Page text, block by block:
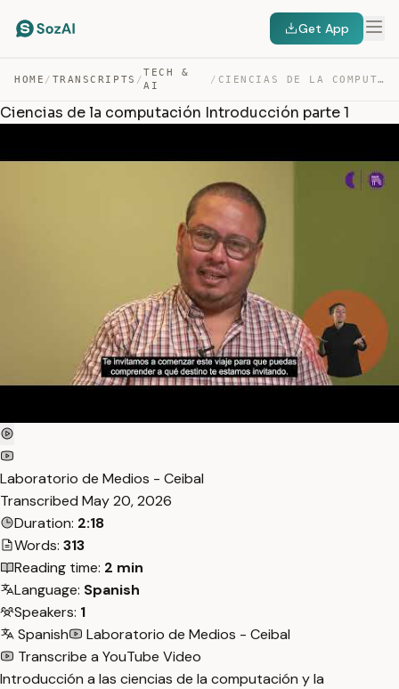
Get App
HOME / TRANSCRIPTS /
TECH &
AI
/ CIENCIAS DE LA COMPUTACIÓN INTRODUCCIÓN PARTE 1 — TRANSCRIPT
Ciencias de la computación Introducción parte 1
Laboratorio de Medios - Ceibal
Transcribed May 20, 2026
Duration: 2:18
Words: 313
Reading time: 2 min
Language: Spanish
Speakers: 1
Spanish
Laboratorio de Medios - Ceibal
Transcribe a YouTube Video
Introducción a las ciencias de la computación y la